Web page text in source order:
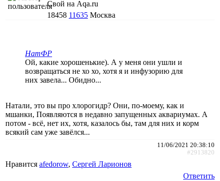
Свой на Aqa.ru
18458 11635 Москва
НатФР
Ой, какие хорошенькие). А у меня они ушли и
возвращаться не хо хо, хотя я и инфузорию для
них завела... Обидно...
Натали, это вы про хлорогидр? Они, по-моему, как и
мшанки, Появляются в недавно запущенных аквариумах. А
потом - всё, нет их, хотя, казалось бы, там для них и корм
всякий сам уже завёлся...
11/06/2021 20:38:10
#2913820
Нравится afedorow, Сергей Ларионов
Ответить